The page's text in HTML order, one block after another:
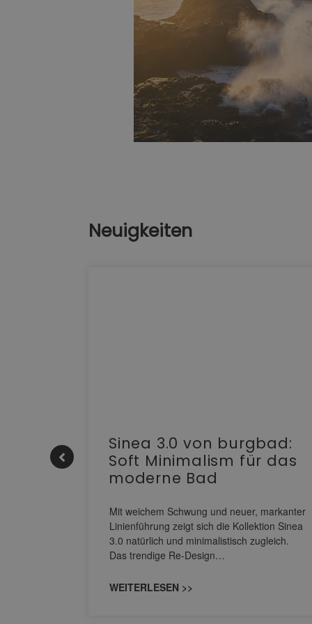
Neuigkeiten
Sinea 3.0 von burgbad:
Soft Minimalism für das
moderne Bad
Mit weichem Schwung und neuer, markanter
Linienführung zeigt sich die Kollektion Sinea
3.0 natürlich und minimalistisch zugleich.
Das trendige Re-Design…
WEITERLESEN >>